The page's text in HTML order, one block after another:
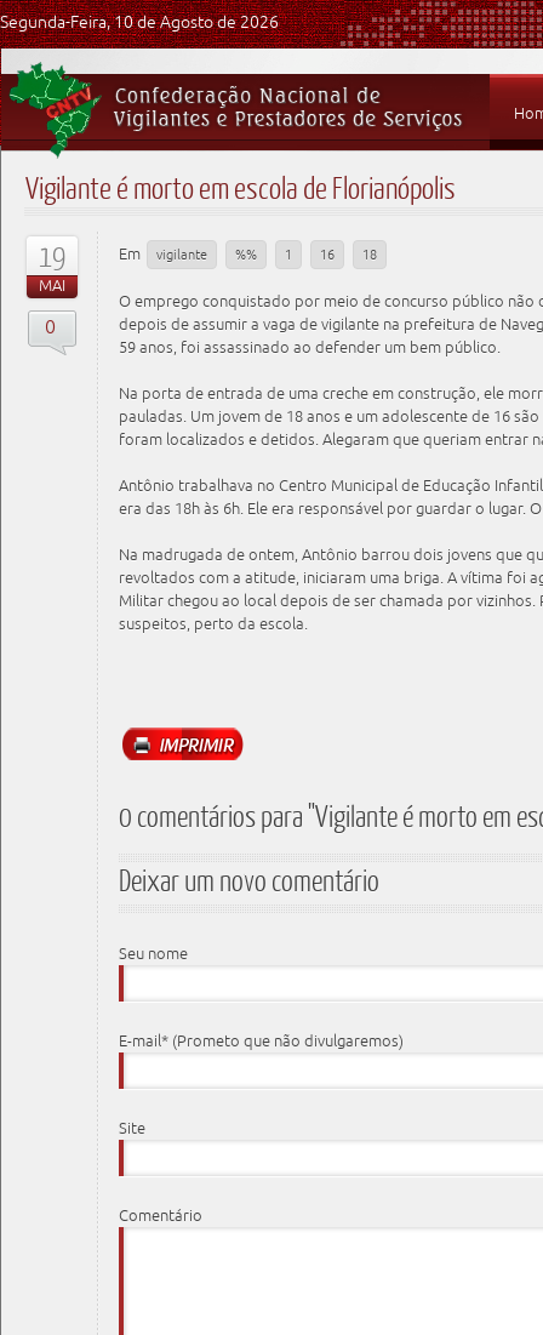
Segunda-Feira, 10 de Agosto de 2026
Vigilante é morto em escola de Florianópolis
19
MAI
0
Em vigilante %% 1 16 18
O emprego conquistado por meio de concurso público não
depois de assumir a vaga de vigilante na prefeitura de
59 anos, foi assassinado ao defender um bem público.
Na porta de entrada de uma creche em construção, ele
pauladas. Um jovem de 18 anos e um adolescente de 16
foram localizados e detidos. Alegaram que queriam entrar
Antônio trabalhava no Centro Municipal de Educação
era das 18h às 6h. Ele era responsável por guardar o lugar.
Na madrugada de ontem, Antônio barrou dois jovens que
revoltados com a atitude, iniciaram uma briga. A vítima foi
Militar chegou ao local depois de ser chamada por
suspeitos, perto da escola.
0 comentários para "Vigilante é morto em
Deixar um novo comentário
Seu nome
E-mail* (Prometo que não divulgaremos)
Site
Comentário